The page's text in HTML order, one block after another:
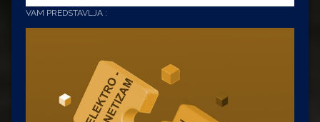
VAM PREDSTAVLJA :